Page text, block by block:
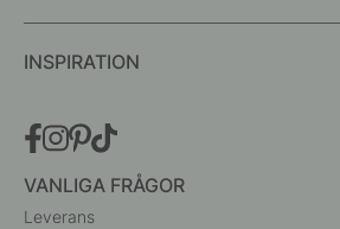
INSPIRATION
VANLIGA FRÅGOR
Leverans